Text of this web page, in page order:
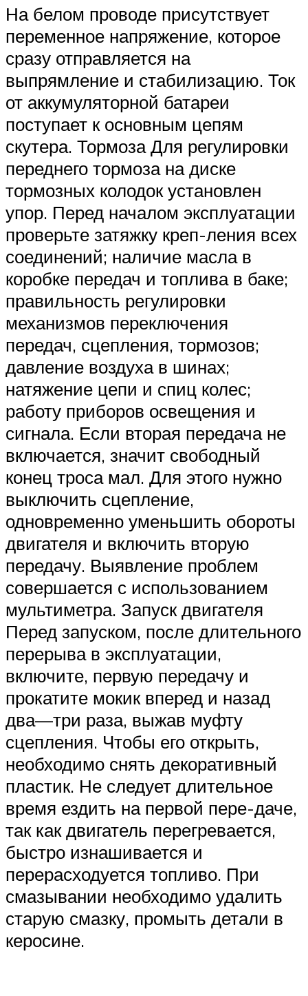
На белом проводе присутствует
переменное напряжение, которое
сразу отправляется на
выпрямление и стабилизацию. Ток
от аккумуляторной батареи
поступает к основным цепям
скутера. Тормоза Для регулировки
переднего тормоза на диске
тормозных колодок установлен
упор. Перед началом эксплуатации
проверьте затяжку креп-ления всех
соединений; наличие масла в
коробке передач и топлива в баке;
правильность регулировки
механизмов переключения
передач, сцепления, тормозов;
давление воздуха в шинах;
натяжение цепи и спиц колес;
работу приборов освещения и
сигнала. Если вторая передача не
включается, значит свободный
конец троса мал. Для этого нужно
выключить сцепление,
одновременно уменьшить обороты
двигателя и включить вторую
передачу. Выявление проблем
совершается с использованием
мультиметра. Запуск двигателя
Перед запуском, после длительного
перерыва в эксплуатации,
включите, первую передачу и
прокатите мокик вперед и назад
два—три раза, выжав муфту
сцепления. Чтобы его открыть,
необходимо снять декоративный
пластик. Не следует длительное
время ездить на первой пере-даче,
так как двигатель перегревается,
быстро изнашивается и
перерасходуется топливо. При
смазывании необходимо удалить
старую смазку, промыть детали в
керосине.